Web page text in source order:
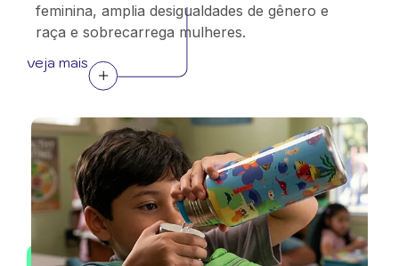
feminina, amplia desigualdades de gênero e
raça e sobrecarrega mulheres.
veja mais